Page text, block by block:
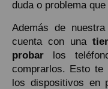
duda o problema
Además de
cuenta con una
probar los
comprarlos. Esto te
los dispositivos en